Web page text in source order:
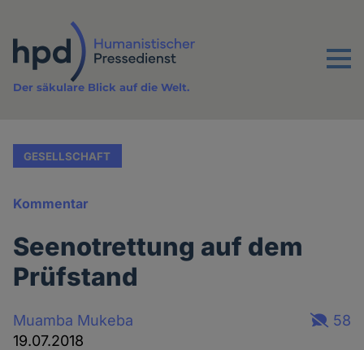
Inhalt
Menu
Der säkulare Blick auf die Welt.
GESELLSCHAFT
Kommentar
Seenotrettung auf dem
Prüfstand
Muamba Mukeba
19.07.2018
58